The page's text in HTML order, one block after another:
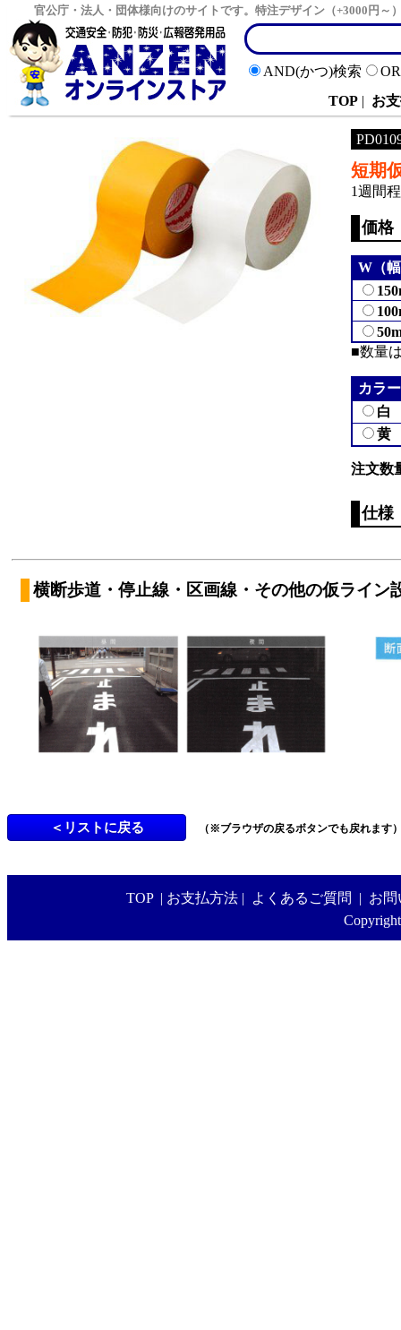
官公庁・法人・団体様向けのサイトです。特注デザイン（+3000円
AND(かつ)検索
TOP | お
短期
1週間
価格
W（
■数量
カラー
白
黄
注文数
仕様
横断歩道・停止線・区画線・その他の仮ライン
（※ブラウザの戻るボタンでも戻れます
TOP | お支払方法 | よくあるご質問 | お